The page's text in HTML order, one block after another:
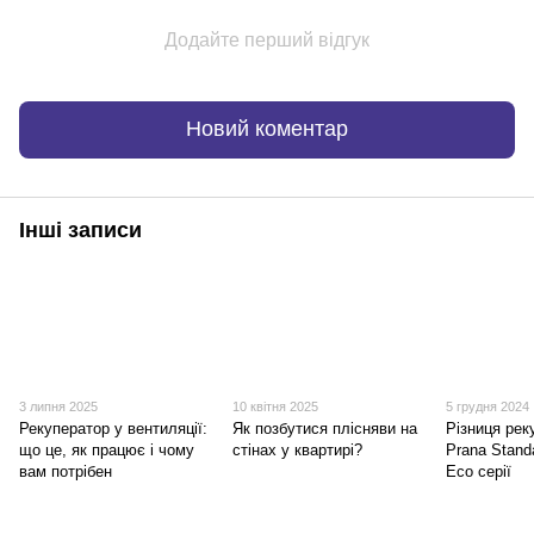
Додайте перший відгук
Новий коментар
Інші записи
3 липня 2025
Рекуператор у вентиляції:
що це, як працює і чому
вам потрібен
10 квітня 2025
Як позбутися плісняви на
стінах у квартирі?
5 грудня 2024
Різниця
Prana
Eco серії